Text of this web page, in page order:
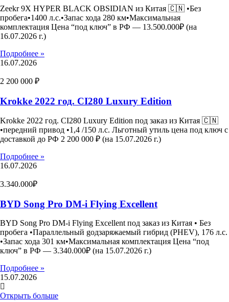
Zeekr 9X HYPER BLACK OBSIDIAN из Китая 🇨🇳 •Без
пробега•1400 л.с.•Запас хода 280 км•Максимальная
комплектация Цена “под ключ” в РФ — 13.500.000₽ (на
16.07.2026 г.)
Подробнее »
16.07.2026
2 200 000 ₽
Krokke 2022 год. CI280 Luxury Edition
Krokke 2022 год. CI280 Luxury Edition под заказ из Китая 🇨🇳
•передний привод •1,4 /150 л.с. Льготный утиль цена под ключ с
доставкой до РФ 2 200 000 ₽ (на 15.07.2026 г.)
Подробнее »
16.07.2026
3.340.000₽
BYD Song Pro DM-i Flying Excellent
BYD Song Pro DM-i Flying Excellent под заказ из Китая • Без
пробега •Параллельный gодзаряжаемый гибрид (PHEV), 176 л.с.
•Запас хода 301 км•Максимальная комплектация Цена “под
ключ” в РФ — 3.340.000₽ (на 15.07.2026 г.)
Подробнее »
15.07.2026
Открыть больше